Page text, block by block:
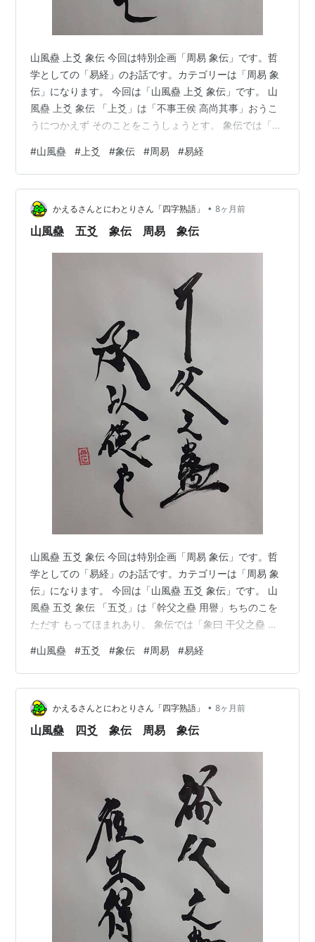
山風蠱 上爻 象伝 今回は特別企画「周易 象伝」です。哲
学としての「易経」のお話です。カテゴリーは「周易 象
伝」になります。 今回は「山風蠱 上爻 象伝」です。 山
風蠱 上爻 象伝 「上爻」は「不事王侯 高尚其事」おうこ
うにつかえず そのことをこうしょうとす。 象伝では「象
ず こころざしのっとるべきなり。 他人に仕えるのではな
く自分の志にしたがうこと、を言っています。 「山風
蠱」の「年上の女に騙される」はやっぱり昔からの使命
を乗り越えることを言っているんだね。本当にやりたい
ことこそ自分の使命って感じかな。 その通りです、た
#山風蠱 # 上爻 #象伝 #周易 #易経
かえるさんとにわとりさん「四字熟語」 • 8ヶ月前
山風蠱 五爻 象伝 周易 象伝
山風蠱 五爻 象伝 今回は特別企画「周易 象伝」です。哲
学としての「易経」のお話です。カテゴリーは「周易 象
伝」になります。 今回は「山風蠱 五爻 象伝」です。 山
風蠱 五爻 象伝 「五爻」は「幹父之蠱 用譽」ちちのこを
ただす もってほまれあり。 象伝では「象曰 干父之蠱 承
るは うくるにとくをもってするなり。 「山風蠱 五爻」
は「陽位」に「陰」で、大きな目標に対し力の弱さがあ
りますが、しっかりと立ち向かうことで「陽」の力のあ
る「二爻」が支えてくれるので「誉あり」なのです。
「五爻」は「中」を得ていますし、「上爻」に比してい
#山風蠱 #五爻 #象伝 #周易 #易経
かえるさんとにわとりさん「四字熟語」 • 8ヶ月前
山風蠱 四爻 象伝 周易 象伝